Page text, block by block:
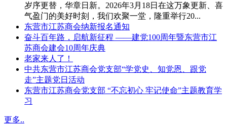
岁序更替，华章日新。2026年3月18日在这万象更新、喜
气盈门的美好时刻，我们欢聚一堂，隆重举行20...
东营市江苏商会纳新报名通知
奋斗百年路，启航新征程 ——建党100周年暨东营市江
苏商会建会10周年庆典
老家来人了！
中共东营市江苏商会党支部“学党史、知党恩、跟党
走”主题党日活动
东营市江苏商会党支部 “不忘初心 牢记使命”主题教育学
习
更多..